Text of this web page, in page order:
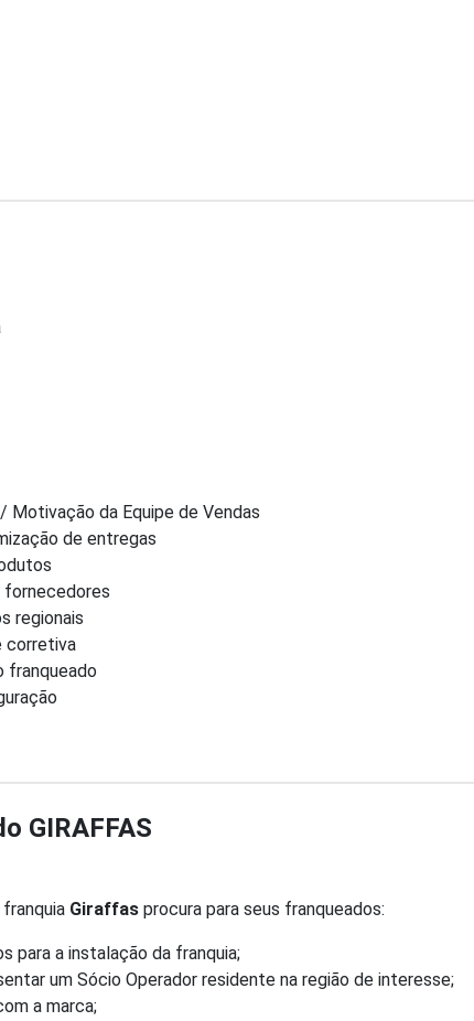
da Equipe de Vendas
de entregas
fornecedores
regionais
corretiva
franqueado
GIRAFFAS
Giraffas procura para seus franqueados:
para a instalação da franquia;
um Sócio Operador residente na região de interesse;
a marca;